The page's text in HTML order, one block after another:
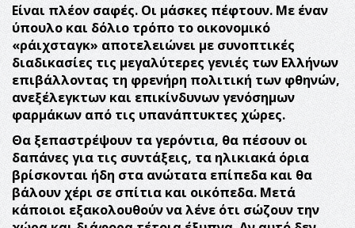
Είναι πλέον σαφές. Οι μάσκες πέφτουν. Με έναν
ύπουλο και δόλιο τρόπο το οικονομικό
«ράιχσταγκ» αποτελειώνει με συνοπτικές
διαδικασίες τις μεγαλύτερες γενιές των Ελλήνων
επιβάλλοντας τη φρενήρη πολιτική των φθηνών,
ανεξέλεγκτων και επικίνδυνων γενόσημων
φαρμάκων από τις υπανάπτυκτες χώρες.
Θα ξεπαστρέψουν τα γερόντια, θα πέσουν οι
δαπάνες για τις συντάξεις, τα ηλικιακά όρια
βρίσκονται ήδη στα ανώτατα επίπεδα και θα
βάλουν χέρι σε σπίτια και οικόπεδα. Μετά
κάποιοι εξακολουθούν να λένε ότι σώζουν την